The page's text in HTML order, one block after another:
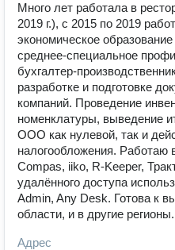
Много лет работала в
2019 г.), с 2015 по 2019
экономическое
среднее-специальное
бухгалтер-
разработке и подготовке
компаний. Проведение
номенклатуры, выведение
ООО как нулевой, так и
налогообложения. Работаю
Compas, iiko, R-Keeper,
удалённого доступа
Admin, Any Desk. Готова к
области, и в другие регионы.
Адрес